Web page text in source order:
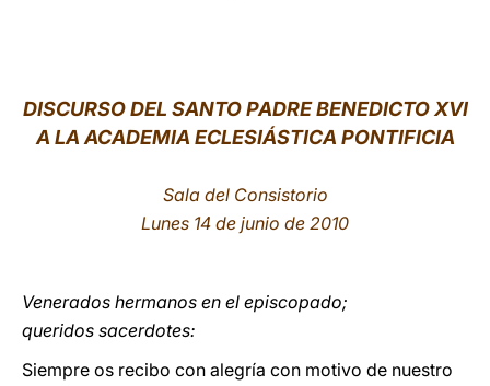
中文
DISCURSO DEL SANTO PADRE BENEDICTO XVI
A LA ACADEMIA ECLESIÁSTICA PONTIFICIA
Sala del Consistorio
Lunes 14 de junio de 2010
Venerados hermanos en el episcopado;
queridos sacerdotes:
Siempre os recibo con alegría con motivo de nuestro